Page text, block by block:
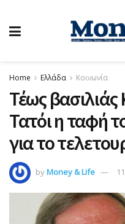
Home Ελλάδα Κοινωνία
Τέως
Τατόι η ταφή
για το
byMoney & Life